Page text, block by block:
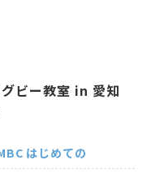
ビー教室 in 愛知
はじめての